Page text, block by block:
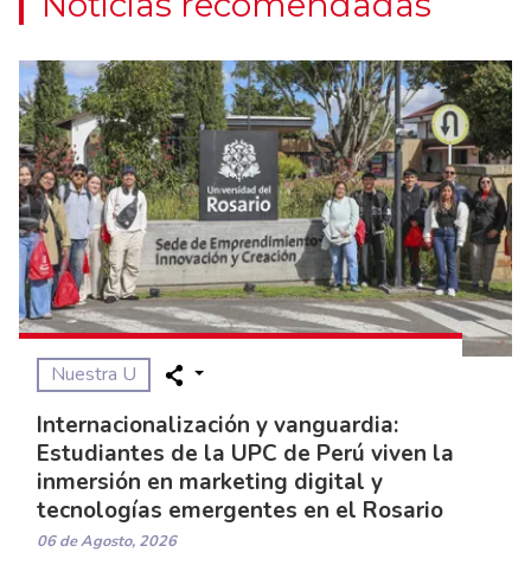
Nuestra U
Internacionalización y vanguardia:
Estudiantes de la UPC de Perú viven la
inmersión en marketing digital y
tecnologías emergentes en el Rosario
06 de Agosto, 2026